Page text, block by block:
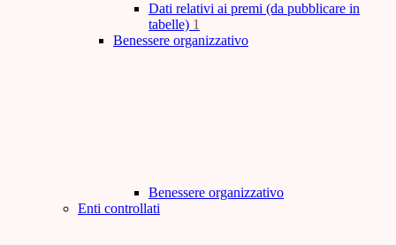
Dati relativi ai premi (da pubblicare in
tabelle) 1
Benessere organizzativo
Benessere organizzativo
Enti controllati